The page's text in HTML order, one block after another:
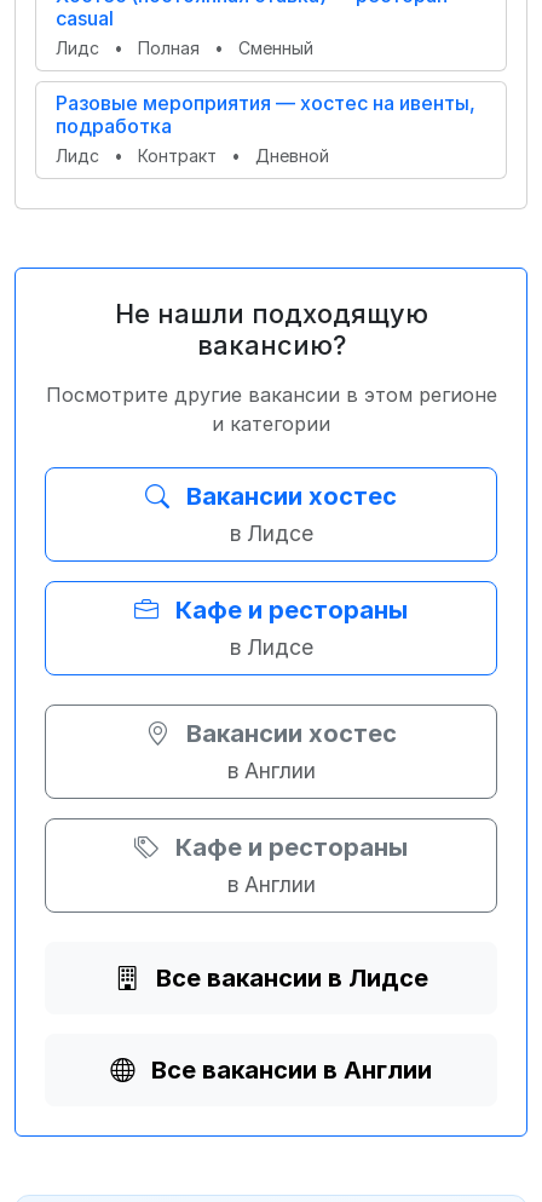
casual
Лидс • Полная • Сменный
Разовые мероприятия — хостес на ивенты,
подработка
Лидс • Контракт • Дневной
Не нашли подходящую
вакансию?
Посмотрите другие вакансии в этом регионе
и категории
Вакансии хостес
в Лидсе
Кафе и рестораны
в Лидсе
Вакансии хостес
в Англии
Кафе и рестораны
в Англии
Все вакансии в Лидсе
Все вакансии в Англии